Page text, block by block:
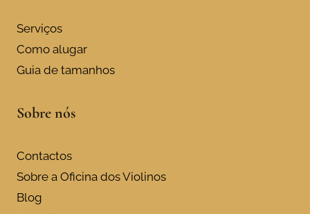
The
be
on
product
page
Serviços
Como alugar
Guia de tamanhos
Sobre nós
Contactos
Sobre a Oficina dos Violinos
Blog